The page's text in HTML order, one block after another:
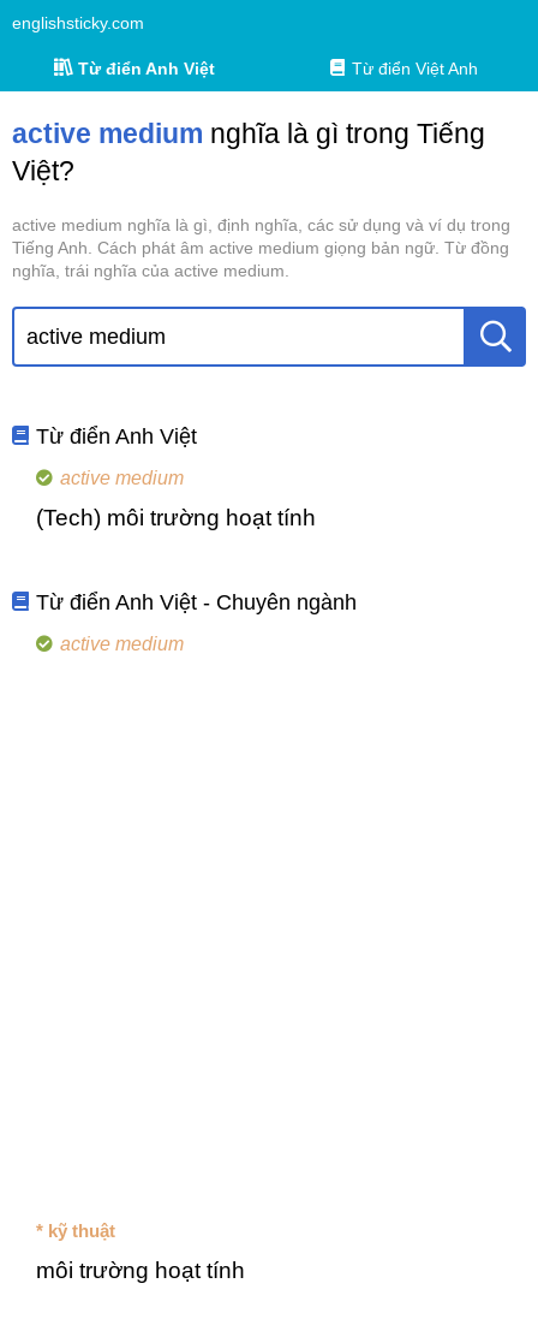
englishsticky.com
Từ điển Anh Việt Từ điển Việt Anh
active medium nghĩa là gì trong Tiếng
Việt?
active medium nghĩa là gì, định nghĩa, các sử dụng và ví dụ trong
Tiếng Anh. Cách phát âm active medium giọng bản ngữ. Từ đồng
nghĩa, trái nghĩa của active medium.
Từ điển Anh Việt
active medium
(Tech) môi trường hoạt tính
Từ điển Anh Việt - Chuyên ngành
active medium
* kỹ thuật
môi trường hoạt tính